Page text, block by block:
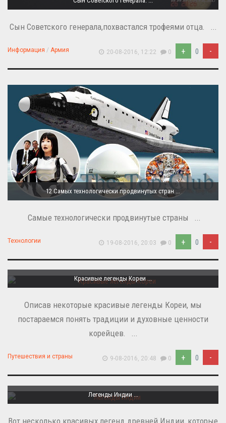
Сын Советского генерала,похвастался трофеями отца. ...
Информация / Армия 20-08-2016, 12:22 0 + 0 -
12 Самых технологически продвинутых стран ...
Самые технологически продвинутые страны ...
Технологии 19-08-2016, 20:03 0 + 0 -
Красивые легенды Кореи ...
Описав некоторые красивые легенды Кореи, мы
постараемся понять традиции и духовные ценности
корейцев. ...
Путешествия и страны 9-08-2016, 20:48 0 + 0 -
Легенды Индии ...
Вот несколько красивых легенд древней Индии, которые